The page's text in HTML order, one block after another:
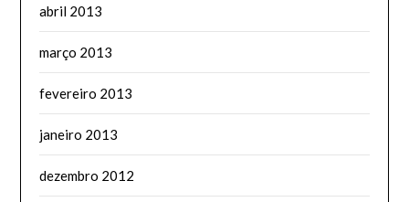
abril 2013
março 2013
fevereiro 2013
janeiro 2013
dezembro 2012